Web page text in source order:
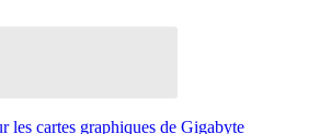
les cartes graphiques de Gigabyte